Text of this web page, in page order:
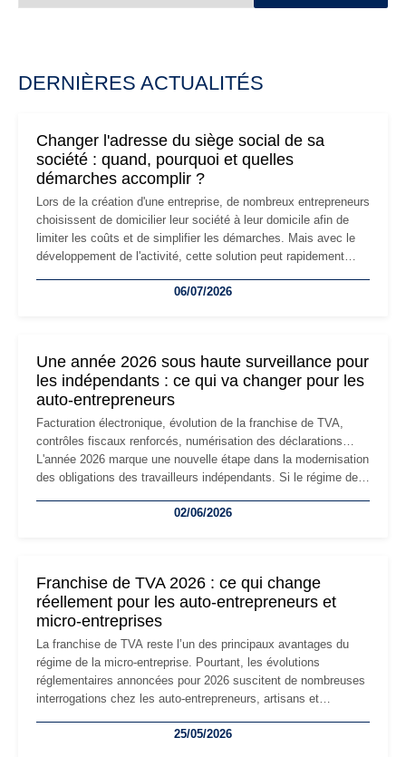
DERNIÈRES ACTUALITÉS
Changer l'adresse du siège social de sa
société : quand, pourquoi et quelles
démarches accomplir ?
Lors de la création d'une entreprise, de nombreux entrepreneurs
choisissent de domicilier leur société à leur domicile afin de
limiter les coûts et de simplifier les démarches. Mais avec le
développement de l'activité, cette solution peut rapidement
professionnels, recrutement, image de marque… Le
06/07/2026
Une année 2026 sous haute surveillance pour
les indépendants : ce qui va changer pour les
auto-entrepreneurs
Facturation électronique, évolution de la franchise de TVA,
contrôles fiscaux renforcés, numérisation des déclarations…
L'année 2026 marque une nouvelle étape dans la modernisation
des obligations des travailleurs indépendants. Si le régime de
les auto-entrepreneurs devront s'adapter à un environnement
02/06/2026
Franchise de TVA 2026 : ce qui change
réellement pour les auto-entrepreneurs et
micro-entreprises
La franchise de TVA reste l’un des principaux avantages du
régime de la micro-entreprise. Pourtant, les évolutions
réglementaires annoncées pour 2026 suscitent de nombreuses
interrogations chez les auto-entrepreneurs, artisans et
facturation ou risque de bascule vers la TVA : les règles
25/05/2026